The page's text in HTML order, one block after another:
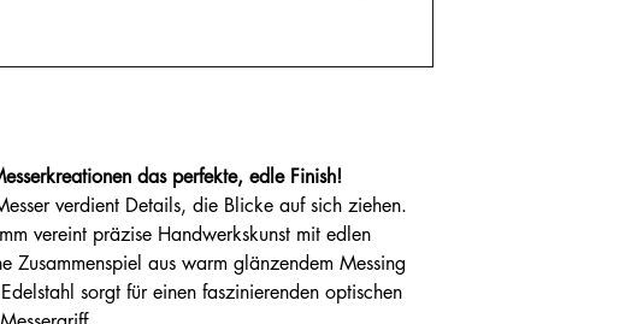
das perfekte, edle Finish!
verdient Details, die Blicke auf sich ziehen.
vereint präzise Handwerkskunst mit edlen
Zusammenspiel aus warm glänzendem Messing
sorgt für einen faszinierenden optischen